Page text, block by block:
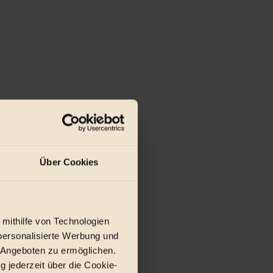
Über Cookies
von Technologien
Werbung und
zu ermöglichen.
jederzeit über die Cookie-